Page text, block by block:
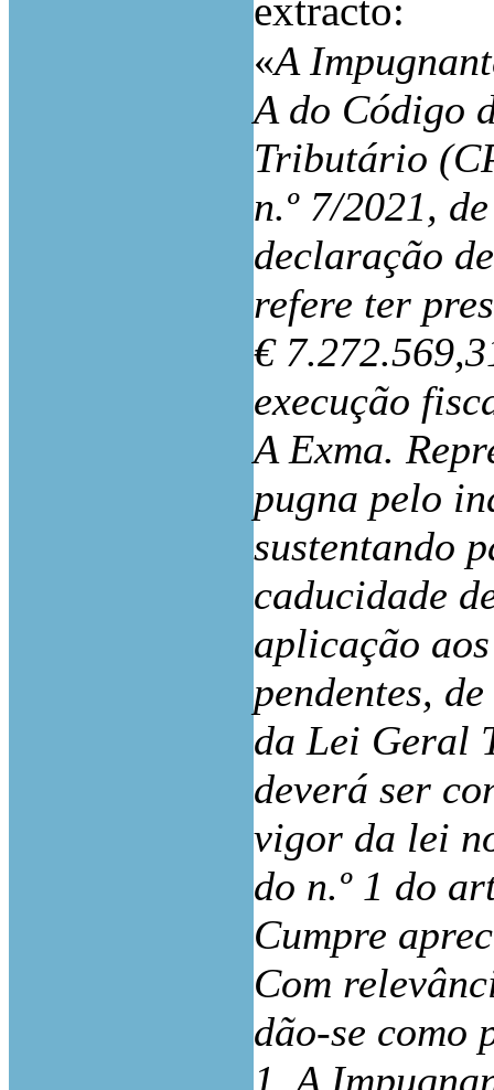
extracto:
«A
A do Código
Tributário
n.º 7/2021,
declaração
refere ter
€
execução
A Exma.
pugna pelo
sustentando
caducidade
aplicação
pendentes,
da Lei Geral
deverá ser
vigor da lei
do n.º 1 do
Cumpre
Com
dão-se como
1. A